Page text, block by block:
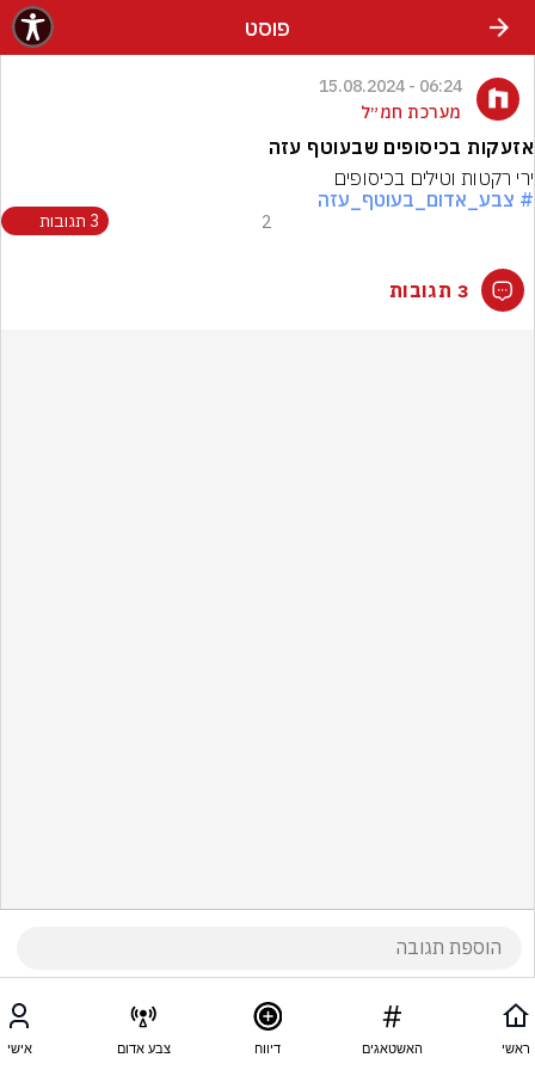
פוסט
06:24 - 15.08.2024
מערכת חמ״ל
אזעקות בכיסופים שבעוטף עזה
ירי רקטות וטילים בכיסופים
# צבע_אדום_בעוטף_עזה
2 3 תגובות
3 תגובות
ראשי האשטאגים דיווח צבע אדום אישי